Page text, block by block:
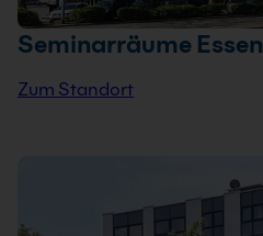
Seminarräume Essen
Zum Standort